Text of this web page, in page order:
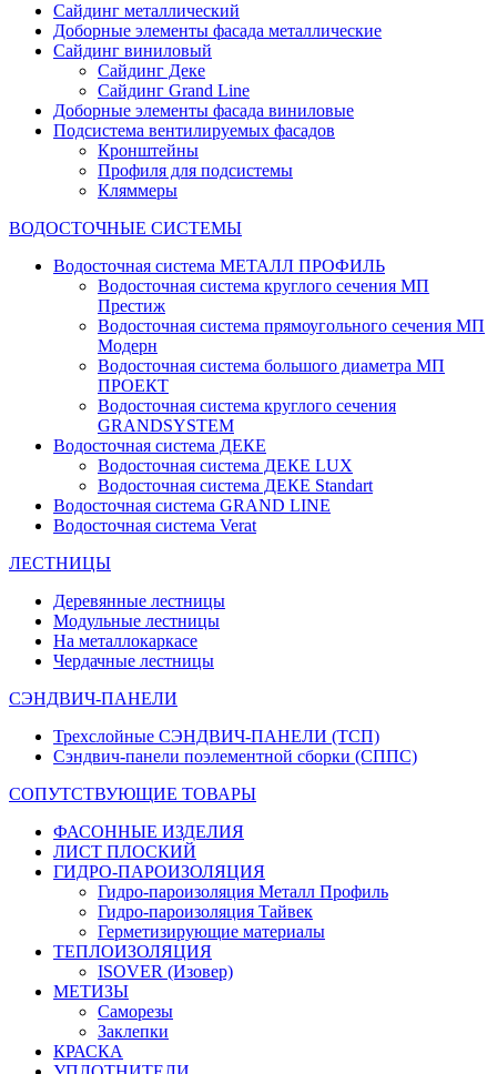
Сайдинг металлический
Доборные элементы фасада металлические
Сайдинг виниловый
Сайдинг Деке
Сайдинг Grand Line
Доборные элементы фасада виниловые
Подсистема вентилируемых фасадов
Кронштейны
Профиля для подсистемы
Кляммеры
ВОДОСТОЧНЫЕ СИСТЕМЫ
Водосточная система МЕТАЛЛ ПРОФИЛЬ
Водосточная система круглого сечения МП
Престиж
Водосточная система прямоугольного сечения МП
Модерн
Водосточная система большого диаметра МП
ПРОЕКТ
Водосточная система круглого сечения
GRANDSYSTEM
Водосточная система ДЕКЕ
Водосточная система ДЕКЕ LUX
Водосточная система ДЕКЕ Standart
Водосточная система GRAND LINE
Водосточная система Verat
ЛЕСТНИЦЫ
Деревянные лестницы
Модульные лестницы
На металлокаркасе
Чердачные лестницы
СЭНДВИЧ-ПАНЕЛИ
Трехслойные СЭНДВИЧ-ПАНЕЛИ (ТСП)
Сэндвич-панели поэлементной сборки (СППС)
СОПУТСТВУЮЩИЕ ТОВАРЫ
ФАСОННЫЕ ИЗДЕЛИЯ
ЛИСТ ПЛОСКИЙ
ГИДРО-ПАРОИЗОЛЯЦИЯ
Гидро-пароизоляция Металл Профиль
Гидро-пароизоляция Тайвек
Герметизирующие материалы
ТЕПЛОИЗОЛЯЦИЯ
ISOVER (Изовер)
МЕТИЗЫ
Саморезы
Заклепки
КРАСКА